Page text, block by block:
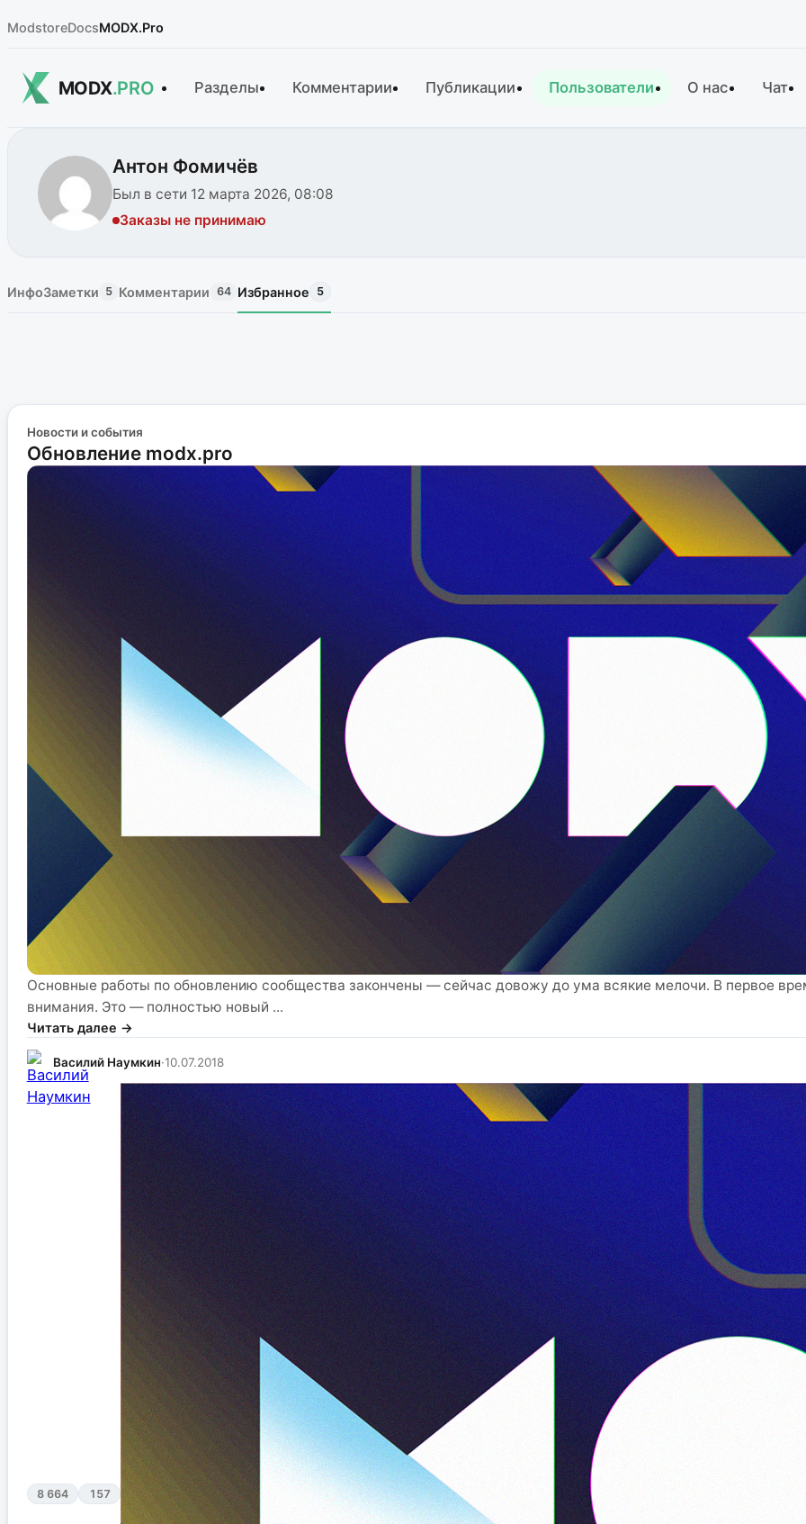
ModstoreDocsMODX.Pro
MODX.PRO Разделы Комментарии Публикации Пользователи О нас Чат
Антон Фомичёв
Был в сети 12 марта 2026, 08:08
Заказы не принимаю
ИнфоЗаметки 5 Комментарии 64 Избранное 5
Новости и события
Обновление modx.pro
Основные работы по обновлению сообщества закончены — сейчас довожу до ума всякие мелочи. В первое
внимания. Это — полностью новый ...
Читать далее →
Василий Наумкин·10.07.2018
8 664 157